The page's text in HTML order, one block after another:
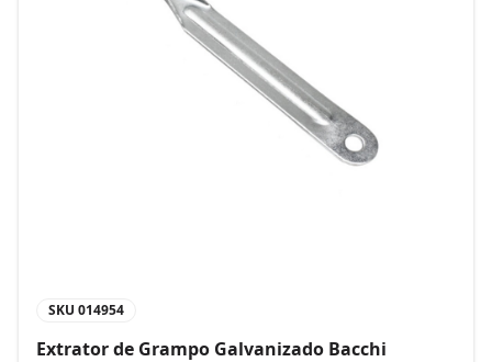
SKU 014954
Extrator de Grampo Galvanizado Bacchi